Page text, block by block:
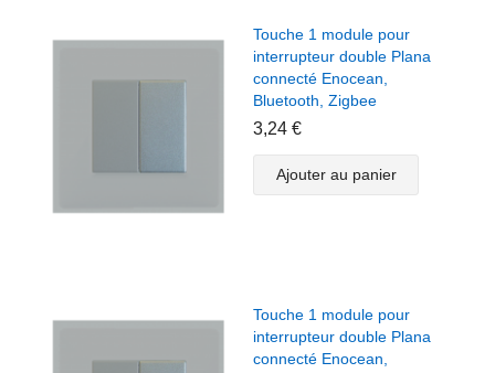
Touche 1 module pour
interrupteur double Plana
connecté Enocean,
Bluetooth, Zigbee
3,24 €
Ajouter au panier
Touche 1 module pour
interrupteur double Plana
connecté Enocean,